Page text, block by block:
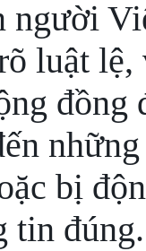
người
luật lệ,
đồng
bị
tin đúng.